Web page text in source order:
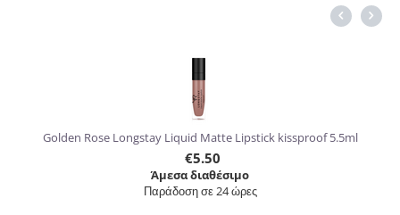
Golden Rose Longstay Liquid Matte Lipstick kissproof 5.5ml
€5.50
Άμεσα διαθέσιμο
Παράδοση σε 24 ώρες